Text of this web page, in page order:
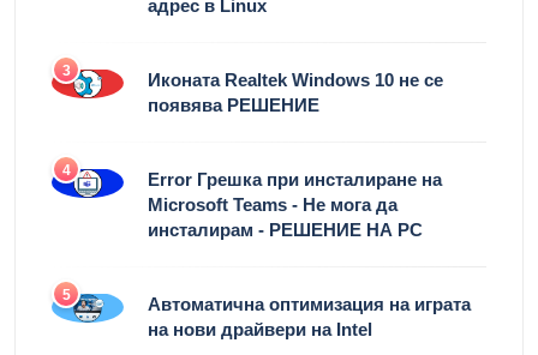
адрес в Linux
3
Иконата Realtek Windows 10 не се
появява РЕШЕНИЕ
4
Error Грешка при инсталиране на
Microsoft Teams - Не мога да
инсталирам - РЕШЕНИЕ НА РС
5
Автоматична оптимизация на играта
на нови драйвери на Intel